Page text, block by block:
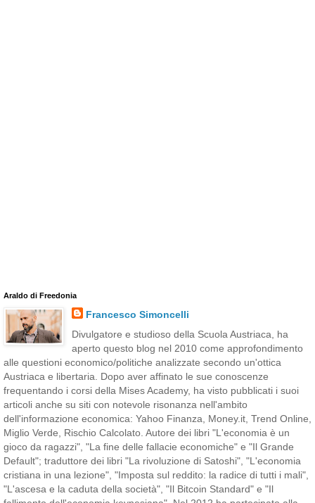
Araldo di Freedonia
Francesco Simoncelli
Divulgatore e studioso della Scuola Austriaca, ha
aperto questo blog nel 2010 come approfondimento
alle questioni economico/politiche analizzate secondo un'ottica
Austriaca e libertaria. Dopo aver affinato le sue conoscenze
frequentando i corsi della Mises Academy, ha visto pubblicati i suoi
articoli anche su siti con notevole risonanza nell'ambito
dell'informazione economica: Yahoo Finanza, Money.it, Trend Online,
Miglio Verde, Rischio Calcolato. Autore dei libri "L'economia è un
gioco da ragazzi", "La fine delle fallacie economiche" e "Il Grande
Default"; traduttore dei libri "La rivoluzione di Satoshi", "L'economia
cristiana in una lezione", "Imposta sul reddito: la radice di tutti i mali",
"L'ascesa e la caduta della società", "Il Bitcoin Standard" e "Il